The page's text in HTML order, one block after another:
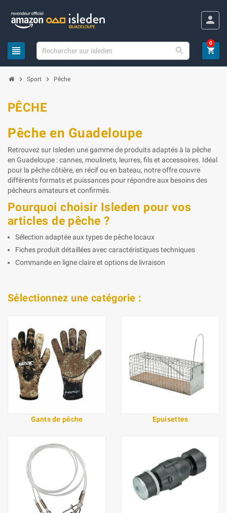
person
view_headline  shopping_cart
0
chevron_right Sport chevron_right Pêche
PÊCHE
Pêche en Guadeloupe
Retrouvez sur Isleden une gamme de produits adaptés à la pêche
en Guadeloupe : cannes, moulinets, leurres, fils et accessoires. Idéal
pour la pêche côtière, en récif ou en bateau, notre offre couvre
différents formats et puissances pour répondre aux besoins des
pêcheurs amateurs et confirmés.
Pourquoi choisir Isleden pour vos
articles de pêche ?
Sélection adaptée aux types de pêche locaux
Fiches produit détaillées avec caractéristiques techniques
Commande en ligne claire et options de livraison
Sélectionnez une catégorie :
Gants de pêche Epuisettes